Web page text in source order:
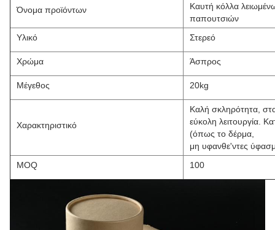
Όνομα προϊόντων
Καυτή κόλλα
παπουτσιών
Υλικό
Στερεό
Χρώμα Άσπρος
Μέγεθος 20kg
Χαρακτηριστικό
Καλή σκληρότητα,
εύκολη λειτουργία.
(όπως το δέρμα,
μη υφανθε'ντες
MOQ
100